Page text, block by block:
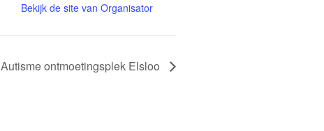
Bekijk de site van Organisator
Autisme ontmoetingsplek Elsloo